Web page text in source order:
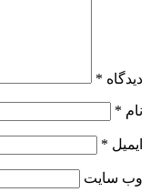
دیدگاه *
نام *
ایمیل *
وب‌ سایت